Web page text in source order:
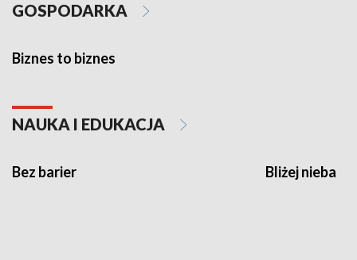
GOSPODARKA
Biznes to biznes
NAUKA I EDUKACJA
Bez barier Bliżej nieba